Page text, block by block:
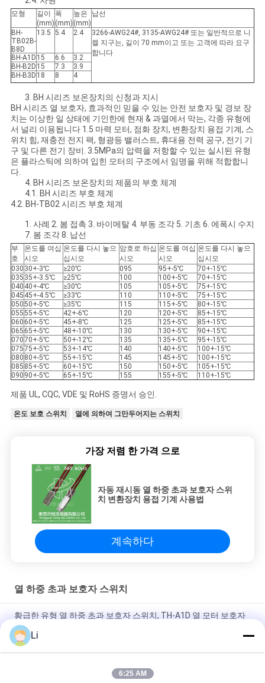
이
트
맵
PRIVACY
POLICY
모형
길이
(mm)
폭
(mm)
높은
(mm)
납선
BH-
TB02B-
B8D
13.5 5.4 2.4
3266-AWG24#, 3135-AWG24# 또는 일반적으로 니
켈 지구는, 길이 70 mm이고 또는 고객에 따라 요구
합니다
BH-A1D 15 6.6
3.2
BH-B2D 15 7.3
3.9
BH-B3D 18 8 4
3. BH 시리즈 보온장치의 신청과 지시
BH 시리즈 열 보호자, 효과적인 믿을 수 있는 안전 보호자 및 경보 장
치는 이상한 일 상태에 기인한에 현재 & 과열에서 막는, 각종 유형에
서 널리 이용됩니다 1.5 마력 모터, 점화 장치, 변환장치 용접 기계, 스
위치 힘, 재충전 전지 팩, 형광등 밸러스트, 휴대용 전력 공구, 전기 기
구 및 다른 전기 장비. 3.5MPa의 압력을 저항할 수 있는 실시된 유형
은 플라스틱에 의하여 입힌 모터의 구조에서 임명을 위해 적합합니
다.
4. BH 시리즈 보온장치의 제품의 부호 체계
4.1. BH 시리즈 부호 체계
4.2. BH-TB02 시리즈 부호 체계
1. 사례 2. 봄 접촉 3. 바이메탈 4. 부동 조각 5. 기초 6. 에폭시 수지
7. 봄 조각 8. 납선
부
호
온도를 여십
시오
온도를 다시 놓으
십시오
암호로 하십
시오
온도를 여십
시오
온도를 다시 놓으
십시오
030 30+-3℃ ≥20℃ 095 95+-5℃
70+-15℃
035 35+-3.5℃ ≥25℃ 100 100+-5℃
70+-15℃
040 40+-4℃ ≥30℃ 105 105+-5℃
75+-15℃
045 45+-4.5℃ ≥33℃ 110 110+-5℃
75+-15℃
05050+-5℃ ≥35℃ 115 115+-5℃
80+-15℃
05555+-5℃ 42+-6℃ 120 120+-5℃
85+-15℃
060 60+-5℃ 45+-8℃ 125 125+-5℃
85+-15℃
065 65+-5℃ 48+-10℃ 130 130+-5℃
90+-15℃
07070+-5℃ 50+-12℃ 135 135+-5℃
95+-15℃
07575+-5℃ 53+-14℃ 140 140+-5℃
100+-15℃
080 80+-5℃ 55+-15℃ 145 145+-5℃
100+-15℃
085 85+-5℃ 60+-15℃ 150 150+-5℃
105+-15℃
090 90+-5℃ 65+-15℃ 155 155+-5℃ 110+-15℃
제품 UL, CQC, VDE 및 RoHS 증명서 승인.
온도 보호 스위치 열에 의하여 그만두어지는 스위치
가장 저렴 한 가격 으로
자동 재시동 열 하중 초과 보호자 스위
치 변환장치 용접 기계 사용법
계속하다
열 하중 초과 보호자 스위치
황급한 유형 열 하중 초과 보호자 스위치, TH-A1D 열 모터 보호자
플라스틱 상자 점화 장치를 위한 단열 보호 스위치 일반적으로 열
려있는 유형
높은 과민한 열 하중 초과 보호자 스위치 재시동할 수 있는 열 신관
Li
6:25 AM